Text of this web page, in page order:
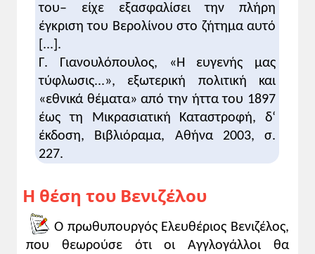
Βουλγαρία, ώστε η τελευταία να
συμμαχήσει με την Αντάντ). Κατά τον
ιστορικό Γ.Θ. Μαυρογορδάτο, «στην
περίπτωση αυτή η Ελλάδα θα έχανε 2.000
τ.χλμ. με πληθυσμό 30.000 Ελλήνων, αλλά
θα κέρδιζε στη Μικρά Ασία 125.000 τ.χλμ.
με ελληνικό πληθυσμό 800.000» (Γ.Θ.
Μαυρογορδάτος, «Η σύγκρουση Βενιζέλου-
Κωνσταντίνου», Θ. Βερέμης & Η.
Νικολακόπουλος (επιμ.),Ο Ελευθέριος
Γράμματα, Αθήνα 2006, σ. 151).
πόλεμος είχε πλέον κριθεί υπέρ της
Γερμανίας και κατ' επέκταση ήταν προς
του– είχε εξασφαλίσει την πλήρη
έγκριση του Βερολίνου στο ζήτημα αυτό
[...].
Γ. Γιανουλόπουλος, «Η ευγενής μας
τύφλωσις...», εξωτερική πολιτική και
«εθνικά θέματα» από την ήττα του 1897
έως τη Μικρασιατική Καταστροφή, δ‘
έκδοση, Βιβλιόραμα, Αθήνα 2003, σ.
227.
Η θέση του Βενιζέλου
Ο πρωθυπουργός Ελευθέριος Βενιζέλος,
που θεωρούσε ότι οι Αγγλογάλλοι θα